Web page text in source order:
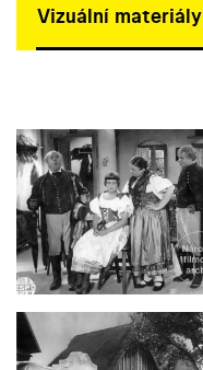
Vizuální materiály